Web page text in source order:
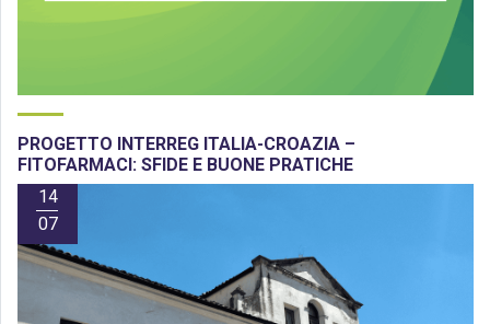
PROGETTO INTERREG ITALIA-CROAZIA –
FITOFARMACI: SFIDE E BUONE PRATICHE
14
07